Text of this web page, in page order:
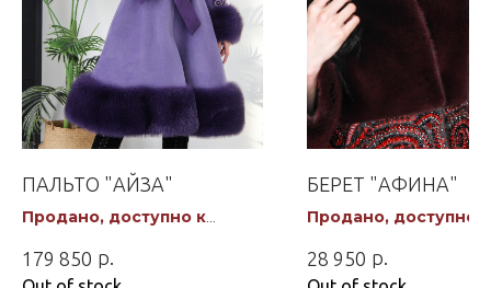
ПАЛЬТО "АЙЗА"
Продано, доступно к
179 850 р.
БЕРЕТ "АФИНА"
Продано, доступно к
28 950 р.